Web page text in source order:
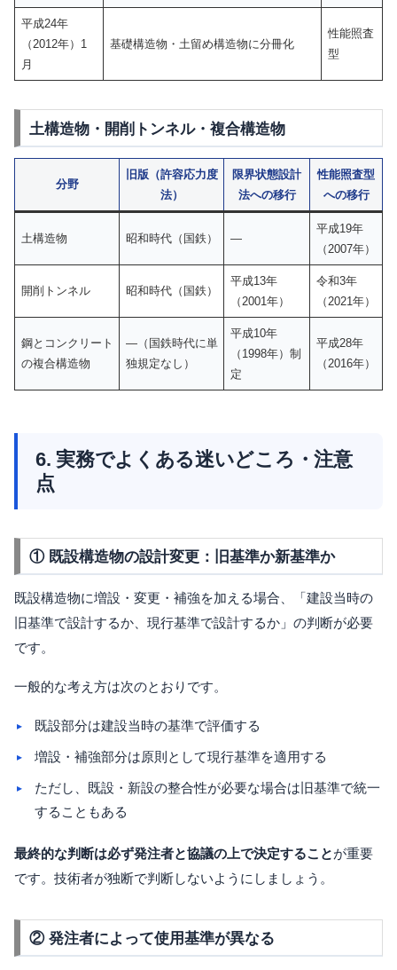
平成24年
（2012年）1
月
基礎構造物・土留め構造物に分冊化
性能照査
型
土構造物・開削トンネル・複合構造物
分野
旧版（許容応力度
法）
限界状態設計
法への移行
性能照査型
への移行
土構造物 昭和時代（国鉄） —
平成19年
（2007年）
開削トンネル 昭和時代（国鉄）
平成13年
（2001年）
令和3年
（2021年）
鋼とコンクリート
の複合構造物
—（国鉄時代に単
独規定なし）
平成10年
（1998年）制
定
平成28年
（2016年）
6. 実務でよくある迷いどころ・注意
点
① 既設構造物の設計変更：旧基準か新基準か
既設構造物に増設・変更・補強を加える場合、「建設当時の
旧基準で設計するか、現行基準で設計するか」の判断が必要
です。
一般的な考え方は次のとおりです。
既設部分は建設当時の基準で評価する
増設・補強部分は原則として現行基準を適用する
ただし、既設・新設の整合性が必要な場合は旧基準で統一
することもある
最終的な判断は必ず発注者と協議の上で決定することが重要
です。技術者が独断で判断しないようにしましょう。
② 発注者によって使用基準が異なる